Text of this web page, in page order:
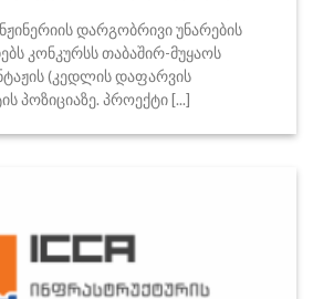
დარგობრივი უნარების
კონკურსს თაბაშირ-მუყაოს
(კედლის დაფარვის
პოზიციაზე. პროექტი [...]